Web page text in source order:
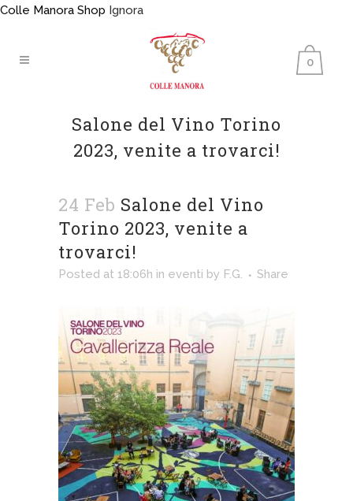
Colle Manora Shop Ignora
0
Salone del Vino Torino
2023, venite a trovarci!
24 Feb Salone del Vino
Torino 2023, venite a
trovarci!
Posted at 18:06h in eventi by F.G. Share